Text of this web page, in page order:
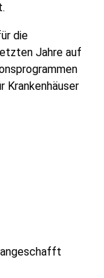
die
Jahre auf
Krankenhäuser
angeschafft